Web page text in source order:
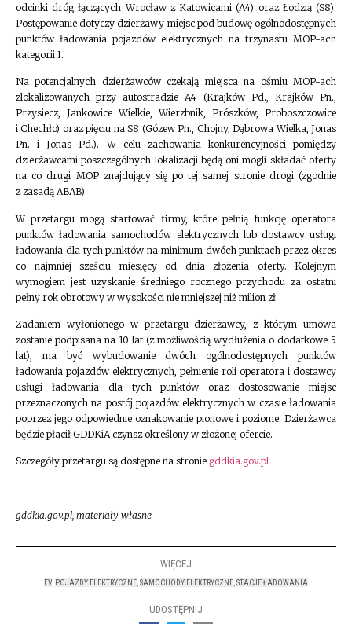
odcinki dróg łączących Wrocław z Katowicami (A4) oraz Łodzią (S8).
Postępowanie dotyczy dzierżawy miejsc pod budowę ogólnodostępnych
punktów ładowania pojazdów elektrycznych na trzynastu MOP-ach
kategorii I.
Na potencjalnych dzierżawców czekają miejsca na ośmiu MOP-ach
zlokalizowanych przy autostradzie A4 (Krajków Pd., Krajków Pn.,
Przysiecz, Jankowice Wielkie, Wierzbnik, Prószków, Proboszczowice
i Chechło) oraz pięciu na S8 (Gózew Pn., Chojny, Dąbrowa Wielka, Jonas
Pn. i Jonas Pd.). W celu zachowania konkurencyjności pomiędzy
dzierżawcami poszczególnych lokalizacji będą oni mogli składać oferty
na co drugi MOP znajdujący się po tej samej stronie drogi (zgodnie
z zasadą ABAB).
W przetargu mogą startować firmy, które pełnią funkcję operatora
punktów ładowania samochodów elektrycznych lub dostawcy usługi
ładowania dla tych punktów na minimum dwóch punktach przez okres
co najmniej sześciu miesięcy od dnia złożenia oferty. Kolejnym
wymogiem jest uzyskanie średniego rocznego przychodu za ostatni
pełny rok obrotowy w wysokości nie mniejszej niż milion zł.
Zadaniem wyłonionego w przetargu dzierżawcy, z którym umowa
zostanie podpisana na 10 lat (z możliwością wydłużenia o dodatkowe 5
lat), ma być wybudowanie dwóch ogólnodostępnych punktów
ładowania pojazdów elektrycznych, pełnienie roli operatora i dostawcy
usługi ładowania dla tych punktów oraz dostosowanie miejsc
przeznaczonych na postój pojazdów elektrycznych w czasie ładowania
poprzez jego odpowiednie oznakowanie pionowe i poziome. Dzierżawca
będzie płacił GDDKiA czynsz określony w złożonej ofercie.
Szczegóły przetargu są dostępne na stronie gddkia.gov.pl
gddkia.gov.pl, materiały własne
WIĘCEJ
EV, POJAZDY ELEKTRYCZNE,SAMOCHODY ELEKTRYCZNE,STACJE ŁADOWANIA
UDOSTĘPNIJ